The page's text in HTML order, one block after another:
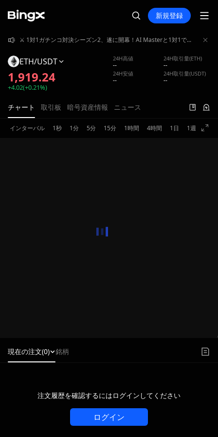
新規登録
ETH/USDT
1,919.24
+4.02(+0.21%)
24H高値
--
24H取引量(ETH)
--
24H安値
--
24H取引量(USDT)
--
チャート 取引板 暗号資産情報 ニュース
インターバル 1秒 1分 5分 15分 1時間 4時間 1日 1週
現在の注文(0) 銘柄
注文履歴を確認するにはログインしてください
ログイン